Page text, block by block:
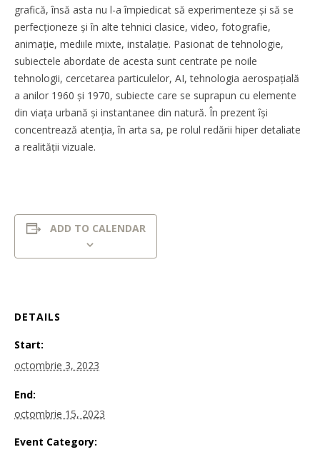
grafică, însă asta nu l-a împiedicat să experimenteze și să se
perfecționeze și în alte tehnici clasice, video, fotografie,
animație, mediile mixte, instalație. Pasionat de tehnologie,
subiectele abordate de acesta sunt centrate pe noile
tehnologii, cercetarea particulelor, AI, tehnologia aerospațială
a anilor 1960 și 1970, subiecte care se suprapun cu elemente
din viața urbană și instantanee din natură. În prezent își
concentrează atenția, în arta sa, pe rolul redării hiper detaliate
a realității vizuale.
ADD TO CALENDAR
DETAILS
Start:
octombrie 3, 2023
End:
octombrie 15, 2023
Event Category: